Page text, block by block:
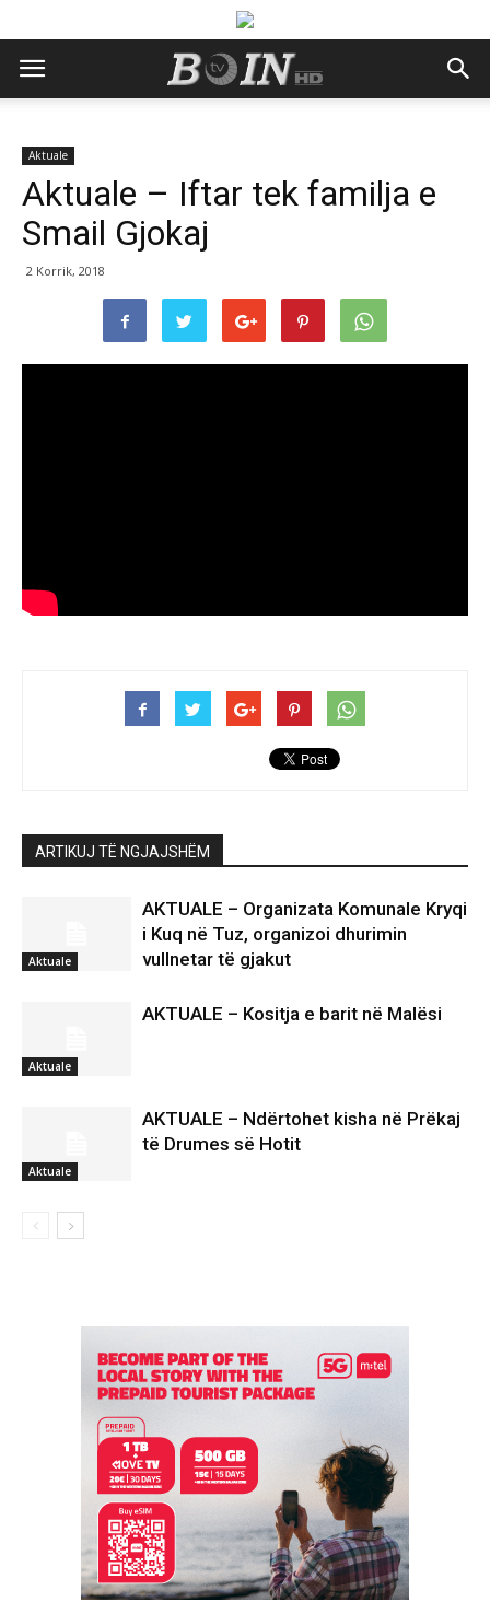
Aktuale
Aktuale – Iftar tek familja e
Smail Gjokaj
2 Korrik, 2018
ARTIKUJ TË NGJAJSHËM
Aktuale
AKTUALE – Organizata Komunale Kryqi
i Kuq në Tuz, organizoi dhurimin
vullnetar të gjakut
Aktuale
AKTUALE – Kositja e barit në Malësi
Aktuale
AKTUALE – Ndërtohet kisha në Prëkaj
të Drumes së Hotit